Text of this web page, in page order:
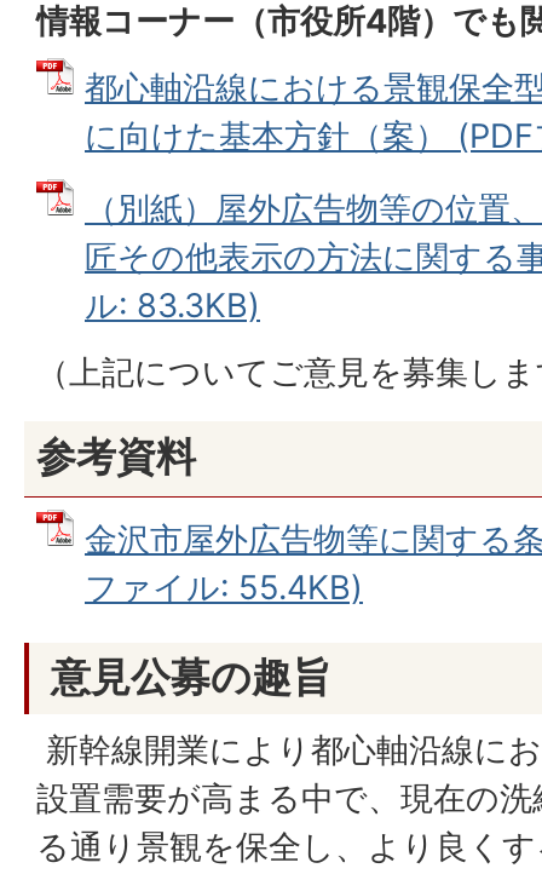
情報コーナー（市役所4階）でも
都心軸沿線における景観保全
に向けた基本方針（案）
（別紙）屋外広告物等の位置
匠その他表示の方法に関する
ル: 83.3KB)
（上記についてご意見を募集し
参考資料
金沢市屋外広告物等に関する
ファイル: 55.4KB)
意見公募の趣旨
新幹線開業により都心軸沿線に
設置需要が高まる中で、現在の
る通り景観を保全し、より良く